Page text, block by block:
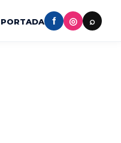
PORTADA f ◎ ⌕